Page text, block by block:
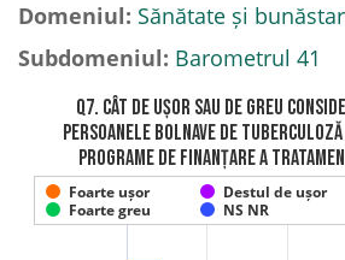
Domeniul: Sănătate și
Subdomeniul: Barometrul 41
Q7. Cât de ușor sau de greu
persoanele bolnave de
Programe de finanțare a
Foarte ușor Destul de ușor
Foarte greu
NS NR